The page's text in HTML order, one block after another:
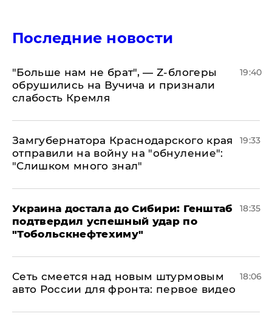
Последние новости
​"Больше нам не брат", — Z-блогеры
обрушились на Вучича и признали
слабость Кремля
19:40
Замгубернатора Краснодарского края
отправили на войну на "обнуление":
"Слишком много знал"
19:33
Украина достала до Сибири: Генштаб
подтвердил успешный удар по
"Тобольскнефтехиму"
18:35
Сеть смеется над новым штурмовым
авто России для фронта: первое видео
18:06